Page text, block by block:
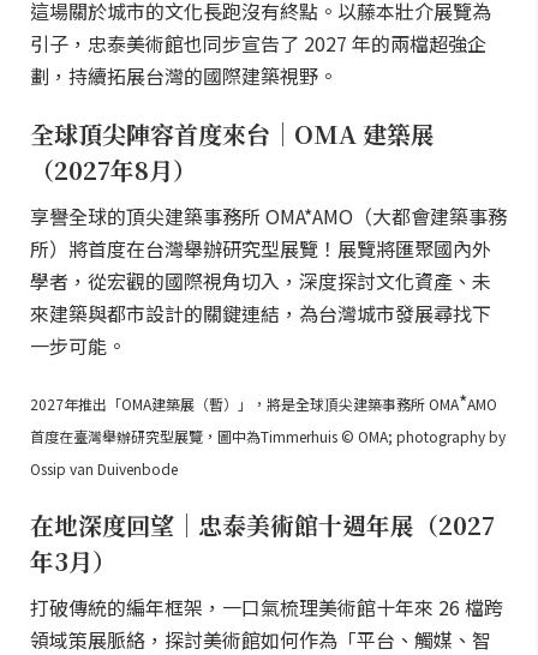
這場關於城市的文化長跑沒有終點。以藤本壯介展覽為
引子，忠泰美術館也同步宣告了 2027 年的兩檔超強企
劃，持續拓展台灣的國際建築視野。
全球頂尖陣容首度來台｜OMA 建築展
（2027年8月）
享譽全球的頂尖建築事務所 OMA*AMO（大都會建築事務
所）將首度在台灣舉辦研究型展覽！展覽將匯聚國內外
學者，從宏觀的國際視角切入，深度探討文化資產、未
來建築與都市設計的關鍵連結，為台灣城市發展尋找下
一步可能。
2027年推出「OMA建築展（暫）」，將是全球頂尖建築事務所 OMA*AMO
首度在臺灣舉辦研究型展覽，圖中為Timmerhuis © OMA; photography by
Ossip van Duivenbode
在地深度回望｜忠泰美術館十週年展（2027
年3月）
打破傳統的編年框架，一口氣梳理美術館十年來 26 檔跨
領域策展脈絡，探討美術館如何作為「平台、觸媒、智